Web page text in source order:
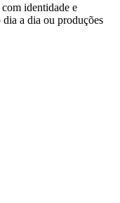
identidade e
a dia ou produções